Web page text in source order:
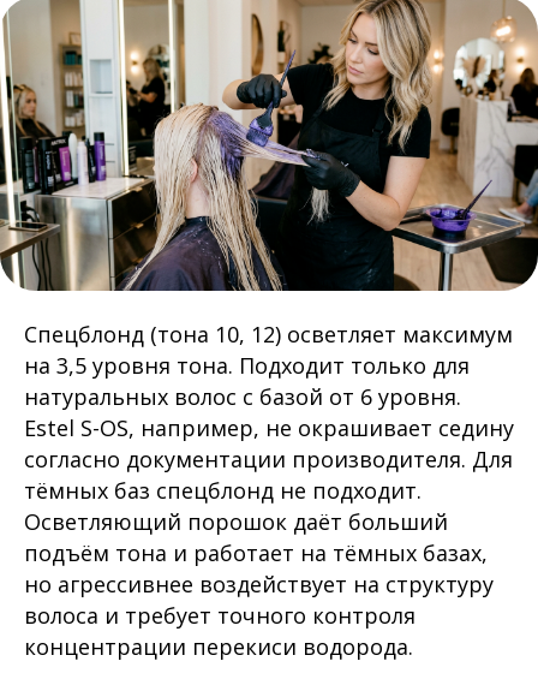
Спецблонд (тона 10, 12) осветляет максимум
на 3,5 уровня тона. Подходит только для
натуральных волос с базой от 6 уровня.
Estel S-OS, например, не окрашивает седину
согласно документации производителя. Для
тёмных баз спецблонд не подходит.
Осветляющий порошок даёт больший
подъём тона и работает на тёмных базах,
но агрессивнее воздействует на структуру
волоса и требует точного контроля
концентрации перекиси водорода.